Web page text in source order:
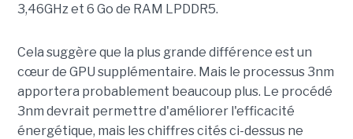
3,46GHz et 6 Go de RAM LPDDR5.
Cela suggère que la plus grande différence est un
cœur de GPU supplémentaire. Mais le processus 3nm
apportera probablement beaucoup plus. Le procédé
3nm devrait permettre d'améliorer l'efficacité
énergétique, mais les chiffres cités ci-dessus ne